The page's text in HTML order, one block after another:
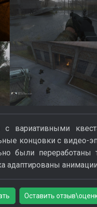
вариативными
концовки с видео-
были переработаны
адаптированы
Оставить